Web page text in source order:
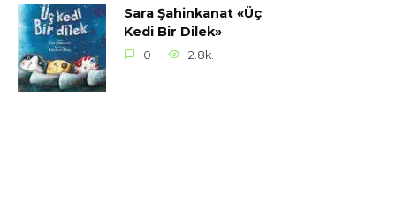
Sara Şahinkanat «Üç
Kedi Bir Dilek»
0 2.8k.